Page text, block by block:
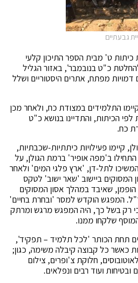
גבעתיים
ט' מבית הספר התיכון קלעי
'70 שנים להחלטת כ"ט בנובמבר', באזור הגליל
דמויות מפתח, אתרים היסטוריים ושלל
התלמידים במצודת כח, ולאחר מכן
הכיתות, והתדיינו בנושא כ"ט
כח.
קיימו פעילויות כיתתיות-שכבתיות,
ב'מפה אופיר' ברמת הגולן, על
לתל-דן, 'ארץ פלגי המים' ולאחר
המסוקים ביישוב 'שאר ישוב' לטקס
שאיבד במהלך אסון המסוקים
המפגש הוקדש למסר 'ובחרת בחיים'
כי רק בשל כך, היה המפגש מרגש ומרתק
שלקחו ממנו.
תחת הכותר 'לכל תלמיד – תפקיד',
כאשר כל קבוצה קיבלה משימה, כגון;
חלוקת צ'ופרים, צילום
ועוד רבים ונפלאים.